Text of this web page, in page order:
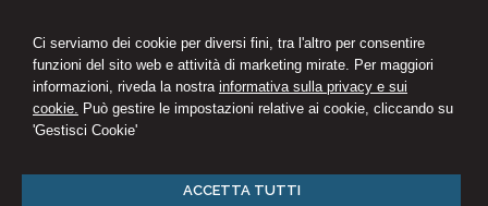
Ci serviamo dei cookie per diversi fini, tra l'altro per consentire
funzioni del sito web e attività di marketing mirate. Per maggiori
informazioni, riveda la nostra informativa sulla privacy e sui
cookie. Può gestire le impostazioni relative ai cookie, cliccando su
'Gestisci Cookie'
ACCETTA TUTTI